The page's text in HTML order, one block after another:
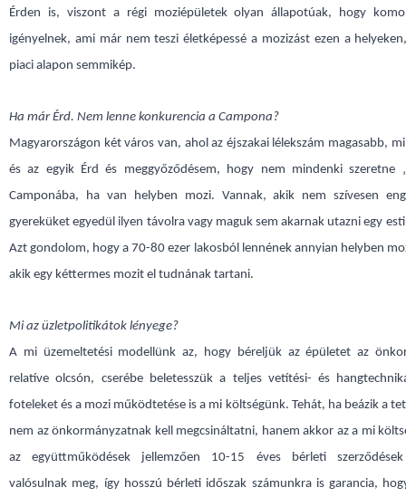
Érden is, viszont a régi moziépületek olyan állapotúak, hogy
igényelnek, ami már nem teszi életképessé a mozizást ezen a
piaci alapon semmikép.
Ha már Érd. Nem lenne konkurencia a Campona?
Magyarországon két város van, ahol az éjszakai lélekszám magasabb,
és az egyik Érd és meggyőződésem, hogy nem mindenki szeretne
Camponába, ha van helyben mozi. Vannak, akik nem szívesen
gyereküket egyedül ilyen távolra vagy maguk sem akarnak utazni egy
Azt gondolom, hogy a 70-80 ezer lakosból lennének annyian helyben
akik egy kéttermes mozit el tudnának tartani.
Mi az üzletpolitikátok lényege?
A mi üzemeltetési modellünk az, hogy béreljük az épületet az
relatíve olcsón, cserébe beletesszük a teljes vetítési- és
foteleket és a mozi működtetése is a mi költségünk. Tehát, ha beázik a
nem az önkormányzatnak kell megcsináltatni, hanem akkor az a mi
az együttműködések jellemzően 10-15 éves bérleti
valósulnak meg, így hosszú bérleti időszak számunkra is garancia,